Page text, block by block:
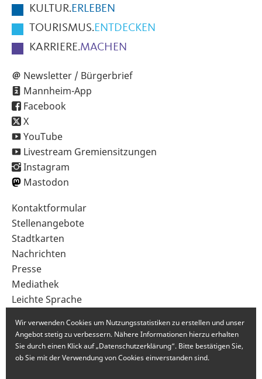
KULTUR.ERLEBEN
TOURISMUS.ENTDECKEN
KARRIERE.MACHEN
Newsletter / Bürgerbrief
Mannheim-App
Facebook
X
YouTube
Livestream Gremiensitzungen
Instagram
Mastodon
Sekundärnavigation
im
Fußbereich
Kontaktformular
Stellenangebote
Stadtkarten
Nachrichten
Presse
Mediathek
Leichte Sprache
Wir verwenden Cookies um Nutzungsstatistiken zu erstellen und unser
Angebot stetig zu verbessern. Nähere Informationen hierzu erhalten
Sie durch einen Klick auf „Datenschutzerklärung“. Bitte bestätigen Sie,
ob Sie mit der Verwendung von Cookies einverstanden sind.